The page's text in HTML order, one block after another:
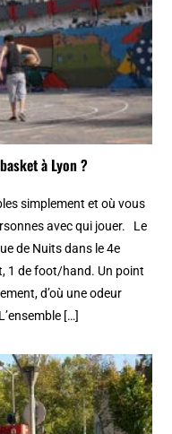
à Lyon ?
simplement et où vous
avec qui jouer. Le
de Nuits dans le 4e
1 de foot/hand. Un point
d’où une odeur
[…]